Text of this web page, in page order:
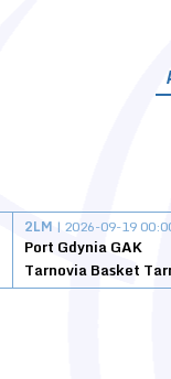
2LM | 2026-09-19
Port Gdynia GAK